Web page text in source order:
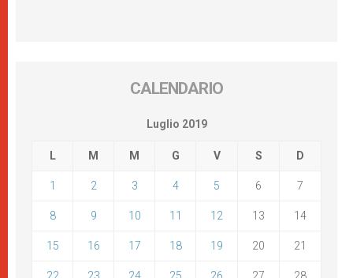
CALENDARIO
Luglio 2019
L M M G V S D
1 2 3 4 5 6 7
8 9 10 11 12 13 14
15 16 17 18 19 20 21